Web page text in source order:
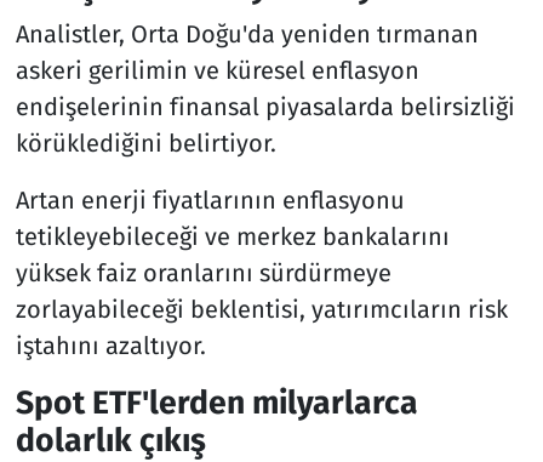
Analistler, Orta Doğu'da yeniden tırmanan
askeri gerilimin ve küresel enflasyon
endişelerinin finansal piyasalarda belirsizliği
körüklediğini belirtiyor.
Artan enerji fiyatlarının enflasyonu
tetikleyebileceği ve merkez bankalarını
yüksek faiz oranlarını sürdürmeye
zorlayabileceği beklentisi, yatırımcıların risk
iştahını azaltıyor.
Spot ETF'lerden milyarlarca
dolarlık çıkış